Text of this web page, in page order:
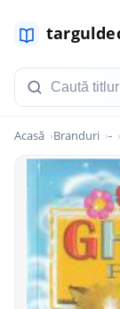
Acasă Branduri -